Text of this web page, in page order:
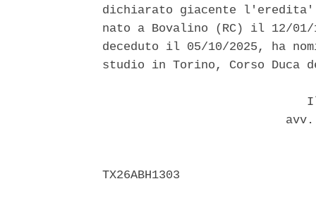
dichiarato giacente l'eredita'
nato a Bovalino (RC) il 12/
deceduto il 05/10/2025, ha
studio in Torino, Corso Duca